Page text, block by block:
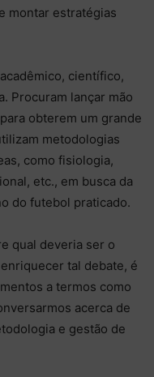
montar estratégias
científico,
Procuram lançar mão
obterem um grande
metodologias
como fisiologia,
etc., em busca da
do futebol praticado.
qual deveria ser o
tal debate, é
a termos como
acerca de
e gestão de